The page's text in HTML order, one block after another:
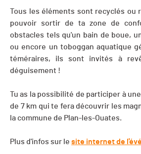
Tous les éléments sont recyclés ou
pouvoir sortir de ta zone de
obstacles tels qu'un bain de boue,
ou encore un toboggan aquatique
téméraires, ils sont invités à
déguisement !
Tu as la possibilité de participer à
de 7 km qui te fera découvrir les
la commune de Plan-les-Ouates.
Plus d'infos sur le site internet de